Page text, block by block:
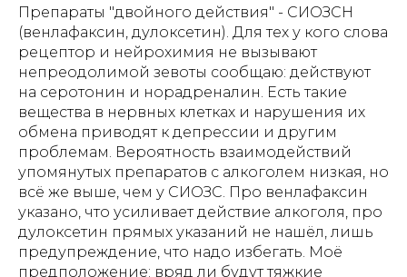
Препараты "двойного действия" - СИОЗСН
(венлафаксин, дулоксетин). Для тех у кого слова
рецептор и нейрохимия не вызывают
непреодолимой зевоты сообщаю: действуют
на серотонин и норадреналин. Есть такие
вещества в нервных клетках и нарушения их
обмена приводят к депрессии и другим
проблемам. Вероятность взаимодействий
упомянутых препаратов с алкоголем низкая, но
всё же выше, чем у СИОЗС. Про венлафаксин
указано, что усиливает действие алкоголя, про
дулоксетин прямых указаний не нашёл, лишь
предупреждение, что надо избегать. Моё
предположение: вряд ли будут тяжкие